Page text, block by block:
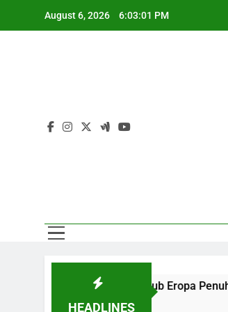
August 6, 2026 6:03:02 PM
HEADLINES
Aksi Dua Klub Eropa Penuh Prestise